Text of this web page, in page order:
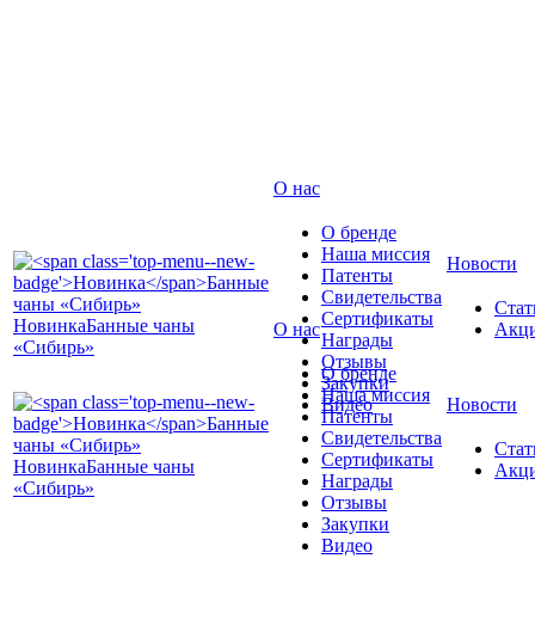
НовинкаБанные чаны
«Сибирь»
О нас
О бренде
Наша миссия
Патенты
Свидетельства
Сертификаты
Награды
Отзывы
Закупки
Видео
Новости
НовинкаБанные чаны
«Сибирь»
О нас
О бренде
Наша миссия
Патенты
Свидетельства
Сертификаты
Награды
Отзывы
Закупки
Видео
Новости